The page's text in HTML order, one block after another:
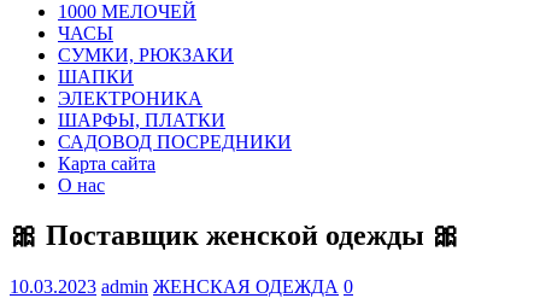
1000 МЕЛОЧЕЙ
ЧАСЫ
СУМКИ, РЮКЗАКИ
ШАПКИ
ЭЛЕКТРОНИКА
ШАРФЫ, ПЛАТКИ
САДОВОД ПОСРЕДНИКИ
Карта сайта
О нас
🎀 Поставщик женской одежды 🎀
10.03.2023 admin ЖЕНСКАЯ ОДЕЖДА 0